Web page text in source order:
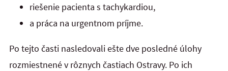
riešenie pacienta s tachykardiou,
a práca na urgentnom príjme.
Po tejto časti nasledovali ešte dve posledné úlohy
rozmiestnené v rôznych častiach Ostravy. Po ich